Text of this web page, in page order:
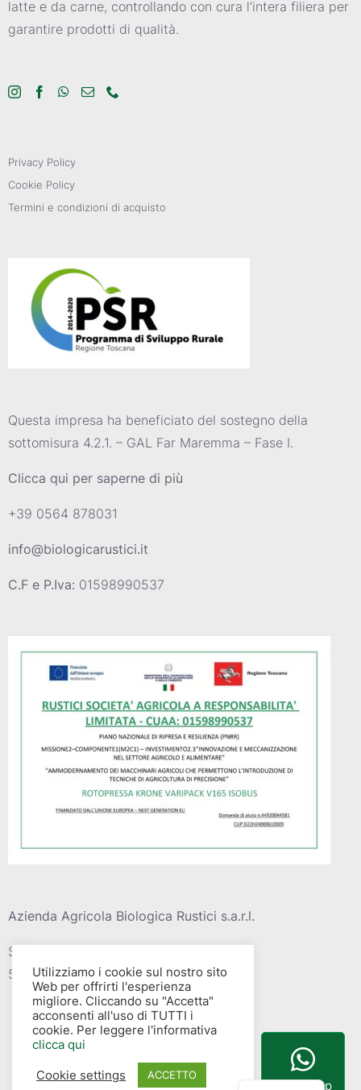
latte e da carne, controllando con cura l’intera filiera per
garantire prodotti di qualità.
Privacy Policy
Cookie Policy
Termini e condizioni di acquisto
Questa impresa ha beneficiato del sostegno della
sottomisura 4.2.1. – GAL Far Maremma – Fase I.
Clicca qui per saperne di più
+39 0564 878031
info@biologicarustici.it
C.F e P.Iva: 01598990537
Azienda Agricola Biologica Rustici s.a.r.l.
Strada vic. Della barca del grazi, 4
58015 – Albinia (GR)
Utilizziamo i cookie sul nostro sito
Web per offrirti l'esperienza
migliore. Cliccando su "Accetta"
acconsenti all'uso di TUTTI i
cookie. Per leggere l'informativa
clicca qui
Cookie settings
ACCETTO
WhatsApp
English